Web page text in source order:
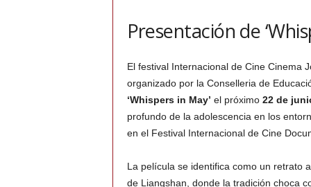
Presentación de
El festival Internacional de Cine Cinema
organizado por la Conselleria de
‘Whispers in May’ el próximo 22 de
profundo de la adolescencia en los
en el Festival Internacional de Cine
La película se identifica como un retrato
de Liangshan, donde la tradición choca